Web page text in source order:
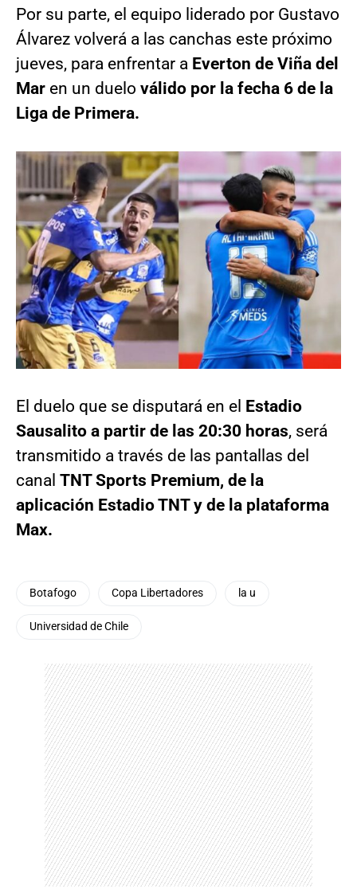
Por su parte, el equipo liderado por Gustavo
Álvarez volverá a las canchas este próximo
jueves, para enfrentar a Everton de Viña del
Mar en un duelo válido por la fecha 6 de la
Liga de Primera.
El duelo que se disputará en el Estadio
Sausalito a partir de las 20:30 horas, será
transmitido a través de las pantallas del
canal TNT Sports Premium, de la
aplicación Estadio TNT y de la plataforma
Max.
Botafogo Copa Libertadores la u
Universidad de Chile